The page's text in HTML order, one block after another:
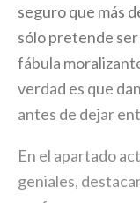
seguro que más
sólo pretende
fábula
verdad es que
antes de dejar
En el apartado
geniales,